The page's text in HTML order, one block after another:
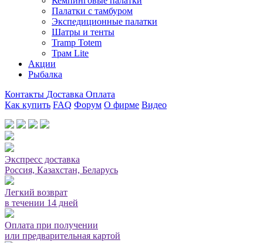
Палатки с тамбуром
Экспедиционные палатки
Шатры и тенты
Tramp Totem
Трам Lite
Акции
Рыбалка
Контакты Доставка Оплата
Как купить FAQ Форум О фирме Видео
Экспресс доставка
Россия, Казахстан, Беларусь
Легкий возврат
в течении 14 дней
Оплата при получении
или предварительная картой